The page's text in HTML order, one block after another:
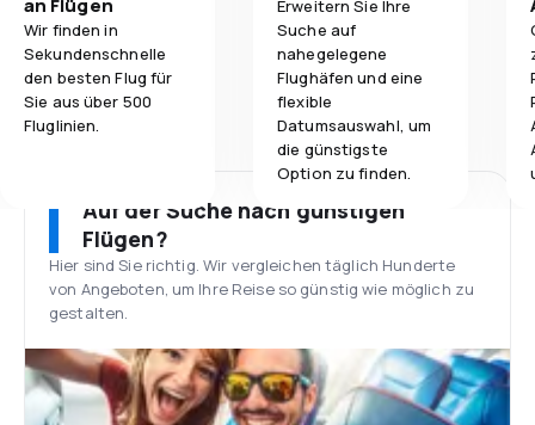
an Flügen
Wir finden in
Sekundenschnelle
den besten Flug für
Sie aus über 500
Fluglinien.
Erweitern Sie Ihre
Suche auf
nahegelegene
Flughäfen und eine
flexible
Datumsauswahl, um
die günstigste
Option zu finden.
Auf der Suche nach günstigen
Flügen?
Hier sind Sie richtig. Wir vergleichen täglich Hunderte
von Angeboten, um Ihre Reise so günstig wie möglich zu
gestalten.